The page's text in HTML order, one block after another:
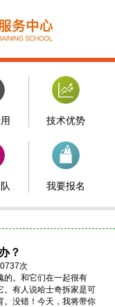
技术优势
我要报名
？
次
的。和它们在一起很有
。有人说哈士奇拆家是可
。没错！今天，我将带你